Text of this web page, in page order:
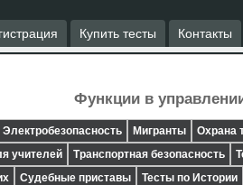
Купить тесты Контакты
Функции в
Электробезопасность Мигранты Охрана
учителей Транспортная безопасность
Судебные приставы Тесты по Истории